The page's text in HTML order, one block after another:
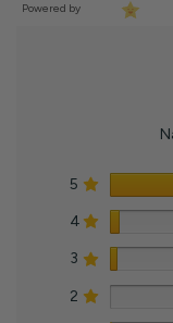
Powered by
5
4
3
2